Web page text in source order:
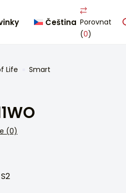
Čeština Porovnat
(0)
Life Smart
(0)